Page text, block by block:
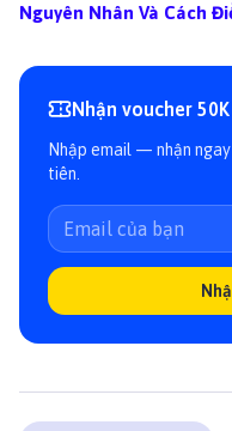
Nguyên Nhân Và Cách
Nhận voucher
Nhập email — nhận
tiên.